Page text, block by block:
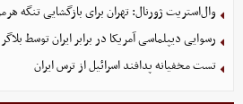
وال‌استریت ژورنال: تهران برای بازگشایی تنگه هرمز ۵ شرط کلیدی تعیین
رسوایی دیپلماسی آمریکا در برابر ایران توسط
تست مخفیانه پدافند اسرائیل از ترس ایران